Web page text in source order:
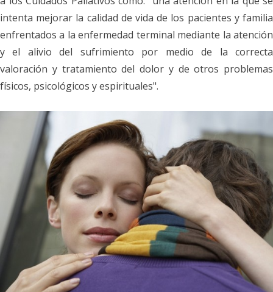
intenta mejorar la calidad de vida de los pacientes y familia
enfrentados a la enfermedad terminal mediante la atención
y el alivio del sufrimiento por medio de la correcta
valoración y tratamiento del dolor y de otros problemas
físicos, psicológicos y espirituales".